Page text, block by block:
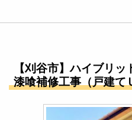
【刈谷市】ハイブリ
漆喰補修工事（戸建て